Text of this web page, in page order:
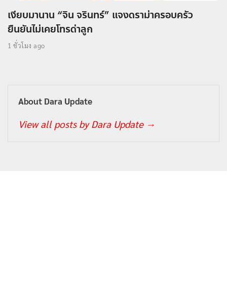
เงียบมานาน “จิน จรินทร์” แจงดราม่าครอบครัว
ยืนยันไม่เคยโทรด่าลูก
1 ชั่วโมง ago
About Dara Update
View all posts by Dara Update →